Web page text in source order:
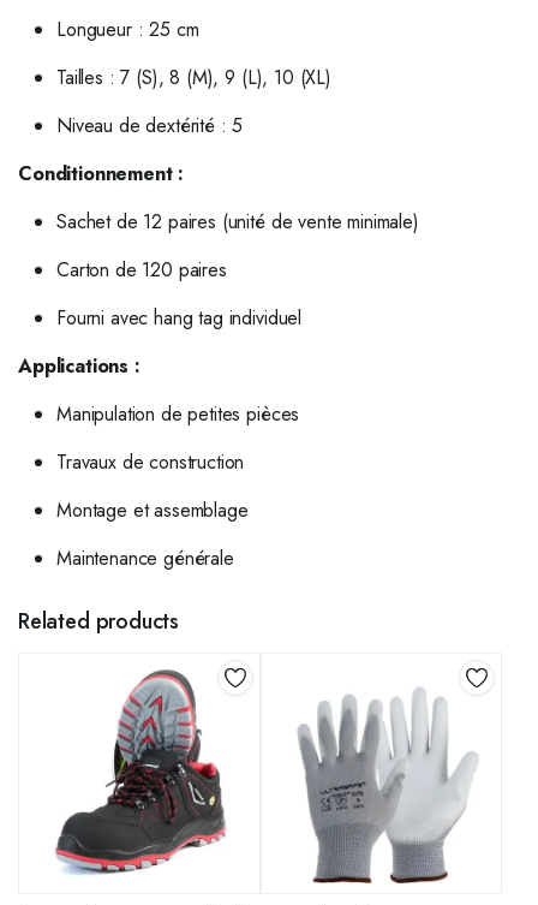
Longueur : 25 cm
Tailles : 7 (S), 8 (M), 9 (L), 10 (XL)
Niveau de dextérité : 5
Conditionnement :
Sachet de 12 paires (unité de vente minimale)
Carton de 120 paires
Fourni avec hang tag individuel
Applications :
Manipulation de petites pièces
Travaux de construction
Montage et assemblage
Maintenance générale
Related products